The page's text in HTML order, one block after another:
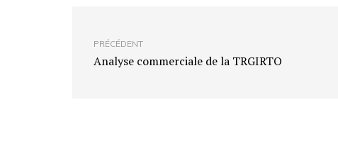
PRÉCÉDENT
Analyse commerciale de la TRGIRTO